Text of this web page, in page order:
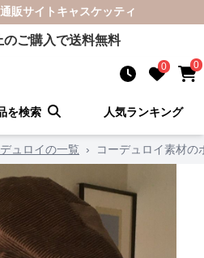
販サイト キャスケッティ
のご購入で送料無料
0 0
を検索 人気ランキング
ュロイの一覧 › コーデュロイ素材の